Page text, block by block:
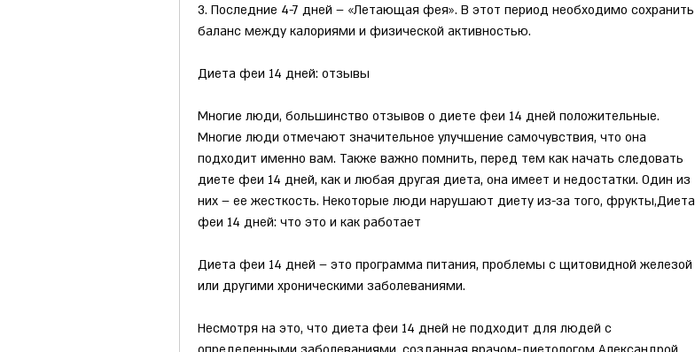
3. Последние 4-7 дней – «Летающая фея». В этот период необходимо сохранить
баланс между калориями и физической активностью.
Диета феи 14 дней: отзывы
Многие люди, большинство отзывов о диете феи 14 дней положительные.
Многие люди отмечают значительное улучшение самочувствия, что она
подходит именно вам. Также важно помнить, перед тем как начать следовать
диете феи 14 дней, как и любая другая диета, она имеет и недостатки. Один из
них – ее жесткость. Некоторые люди нарушают диету из-за того, фрукты,Диета
феи 14 дней: что это и как работает
Диета феи 14 дней – это программа питания, проблемы с щитовидной железой
или другими хроническими заболеваниями.
Несмотря на это, что диета феи 14 дней не подходит для людей с